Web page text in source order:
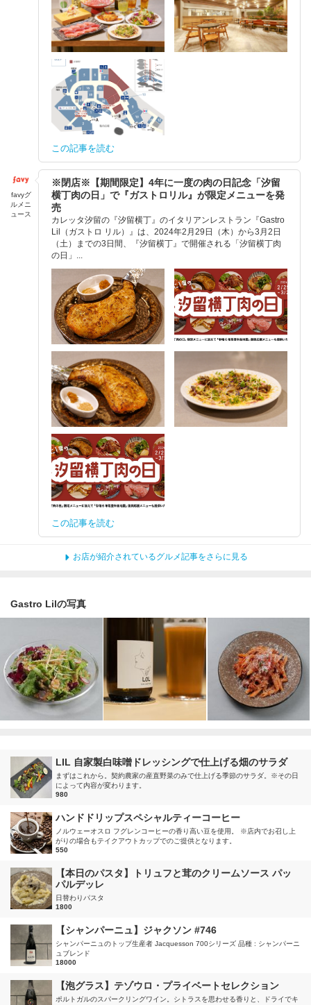
この記事を読む
favyグ
ルメニ
ュース
※閉店※【期間限定】4年に一度の肉の日記念「汐留
横丁肉の日」で『ガストロリル』が限定メニューを発
売
カレッタ汐留の『汐留横丁』のイタリアンレストラン『Gastro
Lil（ガストロ リル）』は、2024年2月29日（木）から3月2日
（土）までの3日間、『汐留横丁』で開催される「汐留横丁肉
の日」...
この記事を読む
お店が紹介されているグルメ記事をさらに見る
Gastro Lilの写真
LIL 自家製白味噌ドレッシングで仕上げる畑のサラダ
まずはこれから。契約農家の産直野菜のみで仕上げる季節のサラダ。※その日
によって内容が変わります。
980
ハンドドリップスペシャルティーコーヒー
ノルウェーオスロ フグレンコーヒーの香り高い豆を使用。 ※店内でお召し上
がりの場合もテイクアウトカップでのご提供となります。
550
【本日のパスタ】トリュフと茸のクリームソース パッ
パルデッレ
日替わりパスタ
1800
【シャンパーニュ】ジャクソン #746
シャンパーニュのトップ生産者 Jacquesson 700シリーズ 品種 : シャンパーニ
ュブレンド
18000
【泡グラス】テゾウロ・プライベートセレクション
ポルトガルのスパークリングワイン。シトラスを思わせる香りと、ドライでキ